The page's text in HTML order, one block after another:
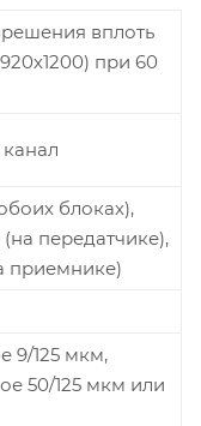
вплоть
при 60
канал
блоках),
передатчике),
приемнике)
9/125 мкм,
50/125 мкм или